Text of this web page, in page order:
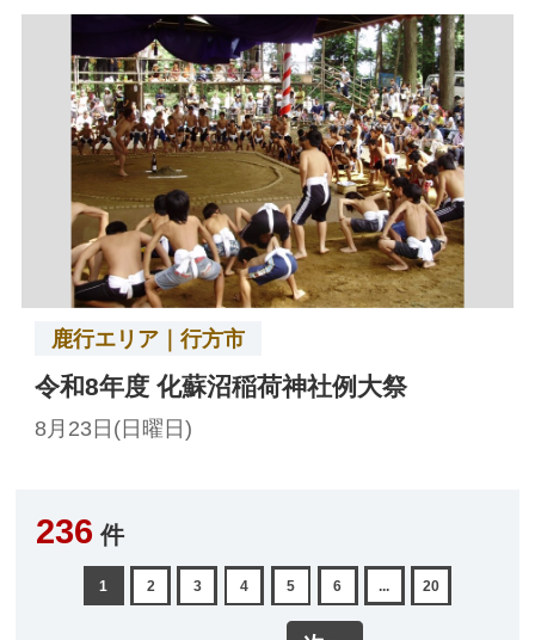
鹿行エリア｜行方市
令和8年度 化蘇沼稲荷神社例大祭
8月23日(日曜日)
236 件
1 2 3 4 5 6 ... 20